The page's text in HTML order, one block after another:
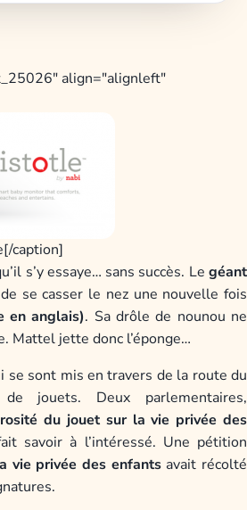
align="alignleft"
caption]
s’y essaye… sans succès. Le géant
se casser le nez une nouvelle fois
en anglais). Sa drôle de nounou ne
Mattel jette donc l’éponge…
se sont mis en travers de la route du
jouets. Deux parlementaires,
du jouet sur la vie privée des
savoir à l’intéressé. Une pétition
vie privée des enfantsavait récolté